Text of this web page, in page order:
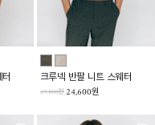
크루넥 반팔 니트 스웨터
69,800원 24,600원